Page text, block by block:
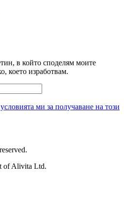
в който споделям моите
което изработвам.
ми за получаване на този
of Alivita Ltd.